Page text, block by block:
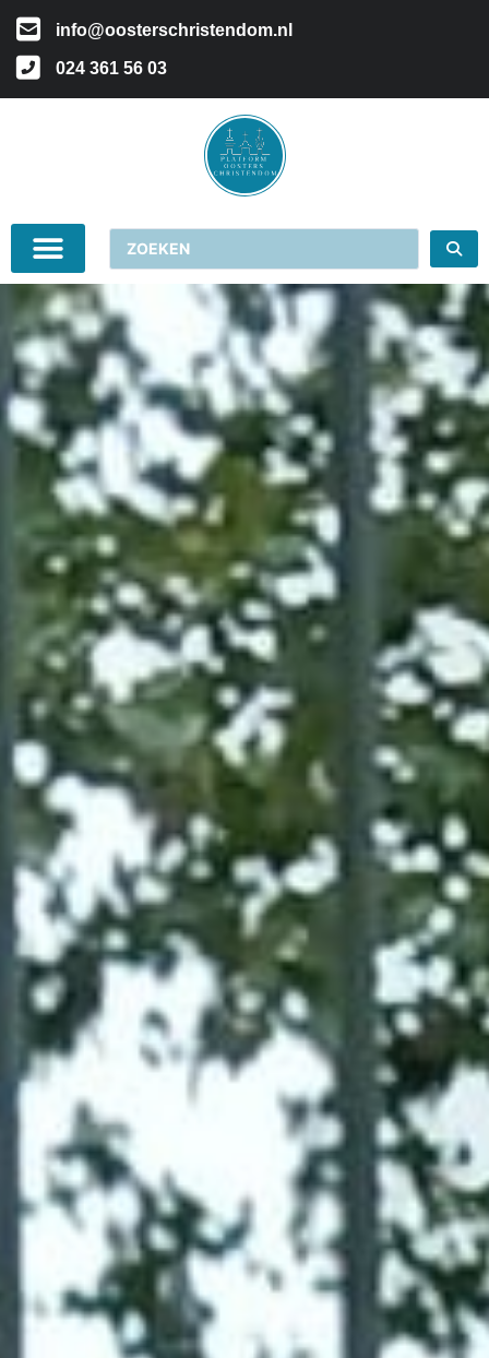
info@oosterschristendom.nl
024 361 56 03